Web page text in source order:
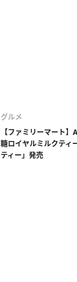
グルメ
【ファミリーマート
糖ロイヤルミルクティ
ティー」発売